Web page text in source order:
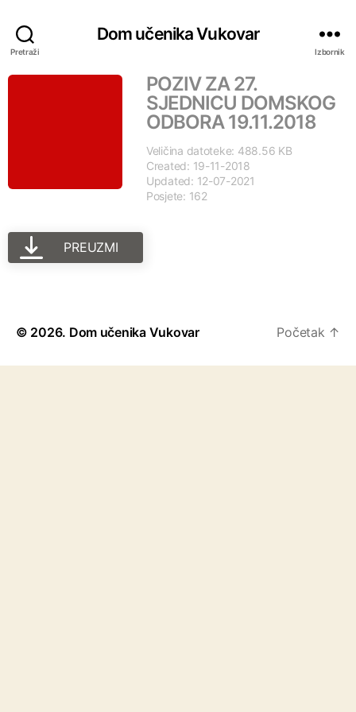
Pretraži
Dom učenika Vukovar
Izbornik
POZIV ZA 27.
SJEDNICU DOMSKOG
ODBORA 19.11.2018
Veličina datoteke: 488.56 KB
Created: 19-11-2018
Updated: 12-07-2021
Posjete: 162
PREUZMI
© 2026. Dom učenika Vukovar Početak ↑